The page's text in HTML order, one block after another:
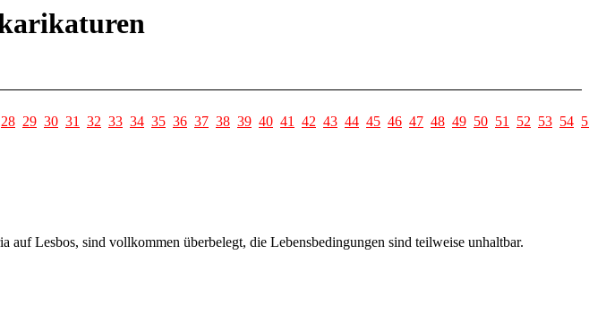
28 29 30 31 32 33 34 35 36 37 38 39 40 41 42 43 44 45 46 47 48 49 50 51 52 53 54
Lesbos, sind vollkommen überbelegt, die Lebensbedingungen sind teilweise unhaltbar.